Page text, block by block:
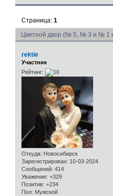
Цветной двор (№ 5, № 3 и № 1
Страница:1
rektie
Участник
Рейтинг:
Откуда: Новосибирск
Зарегистрирован: 10-03-2024
Сообщений: 414
Уважение: +329
Позитив: +234
Пол: Мужской